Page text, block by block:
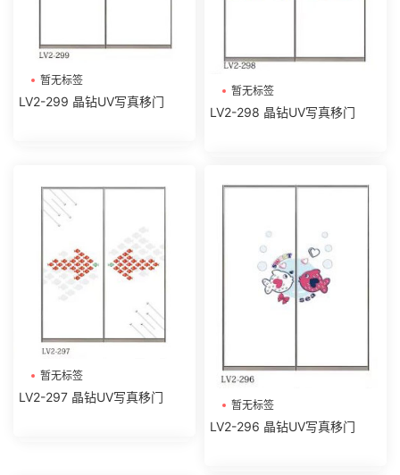
暂无标签
LV2-299 晶钻UV写真移门
暂无标签
LV2-298 晶钻UV写真移门
暂无标签
LV2-297 晶钻UV写真移门
暂无标签
LV2-296 晶钻UV写真移门